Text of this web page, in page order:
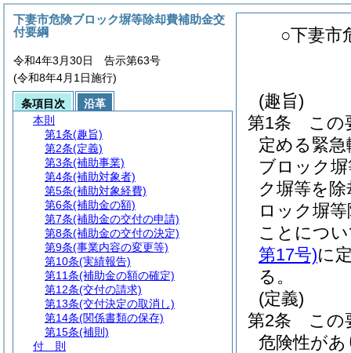
○下妻市
(趣旨)
第1条
この
定める緊急
ブロック
ク塀等を
ロック塀
ことにつ
第17号)に
る。
(定義)
第2条
この
危険性が
下妻市危険ブロック塀等除却費補助金交
付要綱
令和4年3月30日 告示第63号
(令和8年4月1日施行)
条項目次
沿革
本則
第1条(趣旨)
第2条(定義)
第3条(補助事業)
第4条(補助対象者)
第5条(補助対象経費)
第6条(補助金の額)
第7条(補助金の交付の申請)
第8条(補助金の交付の決定)
第9条(事業内容の変更等)
第10条(実績報告)
第11条(補助金の額の確定)
第12条(交付の請求)
第13条(交付決定の取消し)
第14条(関係書類の保存)
第15条(補則)
付 則